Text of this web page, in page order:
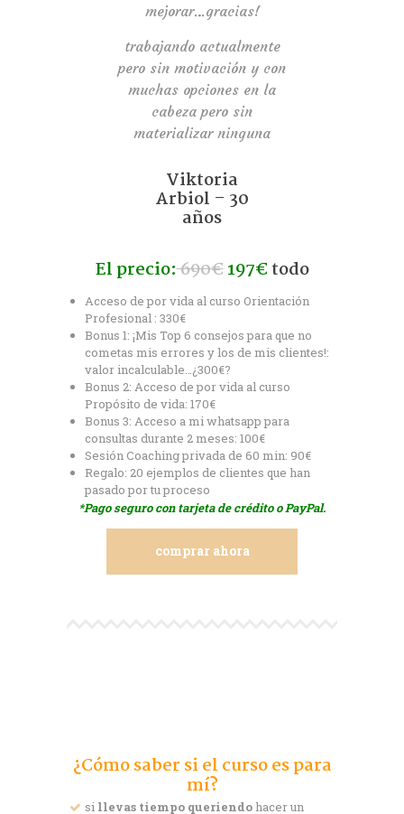
mejorar…gracias!
trabajando actualmente
pero sin motivación y con
muchas opciones en la
cabeza pero sin
materializar ninguna
Viktoria
Arbiol – 30
años
El precio:690€197€todo
Acceso de por vida al curso Orientación
Profesional : 330€
Bonus 1: ¡Mis Top 6 consejos para que no
cometas mis errores y los de mis clientes!:
valor incalculable…¿300€?
Bonus 2: Acceso de por vida al curso
Propósito de vida: 170€
Bonus 3: Acceso a mi whatsapp para
consultas durante 2 meses: 100€
Sesión Coaching privada de 60 min: 90€
Regalo: 20 ejemplos de clientes que han
pasado por tu proceso
*Pago seguro con tarjeta de crédito o PayPal.
comprar ahora
¿Cómo saber si el curso es para
mí?
si llevas tiempo queriendohacer un